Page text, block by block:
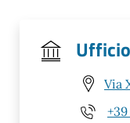
Via